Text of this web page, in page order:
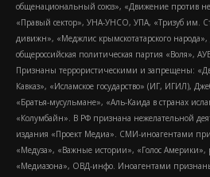
общенациональный союз», «Движение против
«Правый сектор», УНА-УНСО, УПА, «Тризуб им.
дивижн», «Меджлис крымскотатарского
общероссийская политическая партия «Воля»,
Признаны террористическими и запрещены:
Кавказ», «Исламское государство» (ИГ, ИГИЛ),
«Братья-мусульмане», «Аль-Каида в странах
«Колумбайн». В РФ признана нежелательной
издания «Проект Медиа». СМИ-иноагентами
«Медуза», «Важные истории», «Голос Америки»,
«Медиазона», ОВД-инфо. Иноагентами